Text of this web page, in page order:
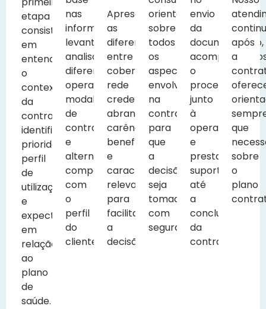
etapa
consiste
em
entender
o
contexto
da
contratação,
identificando
prioridades,
perfil
de
utilização
e
expectativas
em
relação
ao
plano
de
saúde.
nas
informações
levantadas,
analisamos
diferentes
operadoras,
modalidades
de
contratação
e
alternativas
compatíveis
com
o
perfil
do
cliente.
Apresentamos
as
diferenças
entre
cobertura,
rede
credenciada,
abrangência,
carências,
benefícios
e
características
relevantes
para
facilitar
a
decisão.
orientamos
sobre
todos
os
aspectos
envolvidos
na
contratação
para
que
a
decisão
seja
tomada
com
segurança.
envio
da
documentação,
o
processo
junto
à
operadora
e
prestamos
suporte
até
a
conclusão
da
contratação.
após
a
que
sobre
o
plano